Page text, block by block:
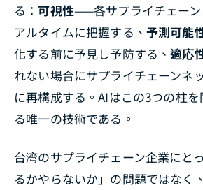
る：可視性——各サプライチェーン
アルタイムに把握する、 予測可能
化する前に予見し予防する、適応
れない場合にサプライチェーンネ
に再構成する。AIはこの3つの柱
る唯一の技術である。
台湾のサプライチェーン企業にと
るかやらないか」の問題ではなく